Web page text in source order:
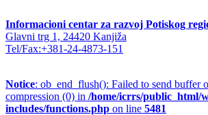
Informacioni centar za razvoj Potiskog
Glavni trg 1, 24420 Kanjiža
Tel/Fax:+381-24-4873-151
Notice: ob_end_flush(): Failed to send buffer
compression (0) in /home/icrrs/public_html/
includes/functions.php on line 5481